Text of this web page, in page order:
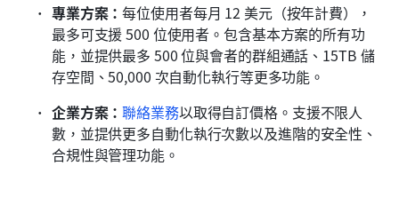
專業方案：每位使用者每月 12 美元（按年計費），
最多可支援 500 位使用者。包含基本方案的所有功
能，並提供最多 500 位與會者的群組通話、15TB 儲
存空間、50,000 次自動化執行等更多功能。
企業方案：聯絡業務以取得自訂價格。支援不限人
數，並提供更多自動化執行次數以及進階的安全性、
合規性與管理功能。